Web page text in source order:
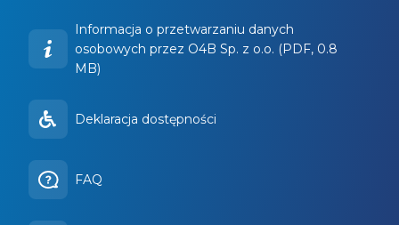
Informacja o przetwarzaniu danych
osobowych przez O4B Sp. z o.o. (PDF, 0.8
MB)
Deklaracja dostępności
FAQ